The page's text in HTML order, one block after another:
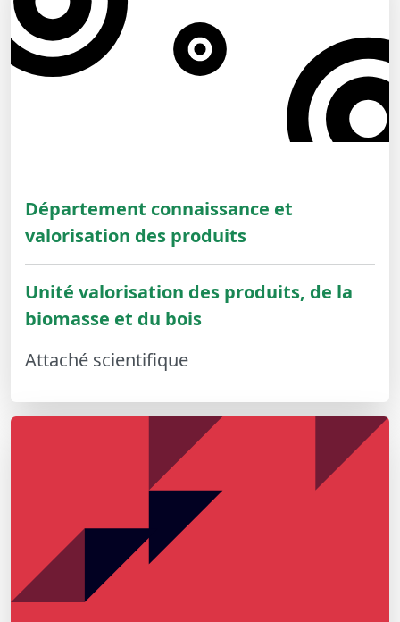
Département connaissance et
valorisation des produits
Unité valorisation des produits, de la
biomasse et du bois
Attaché scientifique